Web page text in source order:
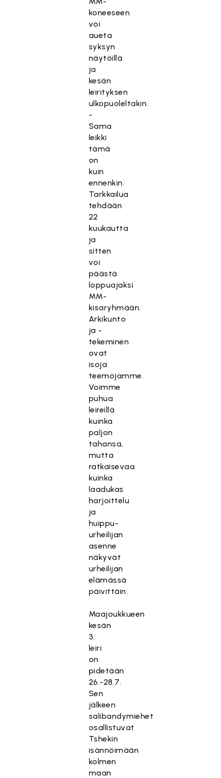
koneeseen
voi
aueta
syksyn
näytöillä
ja
kesän
leirityksen
ulkopuoleltakin.
-
Sama
leikki
tämä
on
kuin
ennenkin.
Tarkkailua
tehdään
22
kuukautta
ja
sitten
voi
päästä
loppuajaksi
MM-
kisaryhmään.
Arkikunto
ja -
tekeminen
ovat
isoja
teemojamme.
Voimme
puhua
leireillä
kuinka
paljon
tahansa,
mutta
ratkaisevaa
kuinka
laadukas
harjoittelu
ja
huippu-
urheilijan
asenne
näkyvät
urheilijan
elämässä
päivittäin.
Maajoukkueen
kesän
3.
leiri
on
pidetään
26.-28.7.
Sen
jälkeen
salibandymiehet
osallistuvat
Tshekin
isännöimään
kolmen
maan